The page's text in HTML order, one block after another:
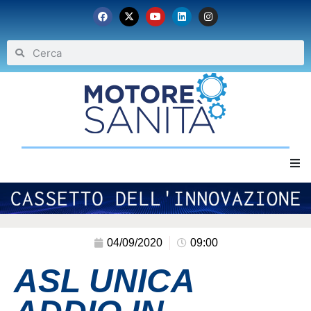
Home
Eventi
Archivio
04/09/2020 09:00
ASL UNICA